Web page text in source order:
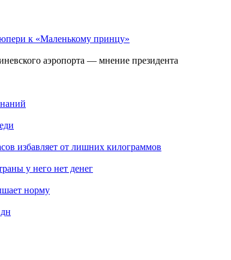
к «Маленькому принцу»
аэропорта — мнение президента
избавляет от лишних килограммов
у него нет денег
норму